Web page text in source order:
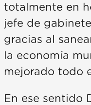
totalmente en
jefe de
gracias al
la economía
mejorado todo
En ese sentido